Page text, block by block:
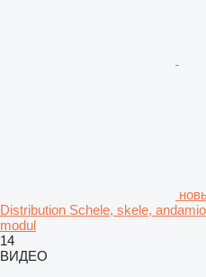
Distribution Schele, skele,
modul
14
ВИДЕО